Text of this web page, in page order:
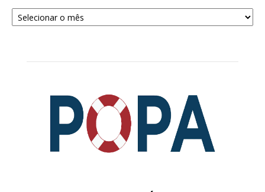
Arquivos
para